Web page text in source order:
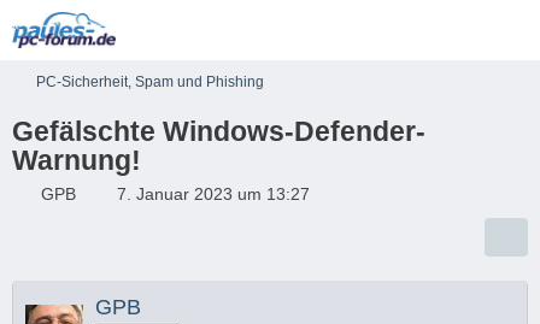
PC-Sicherheit, Spam und Phishing
Gefälschte Windows-Defender-
Warnung!
GPB 7. Januar 2023 um 13:27
GPB